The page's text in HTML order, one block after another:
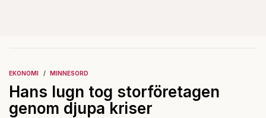
EKONOMI MINNESORD
Hans lugn tog storföretagen
genom djupa kriser